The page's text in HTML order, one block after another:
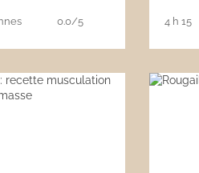
0.0/5 4 h 15